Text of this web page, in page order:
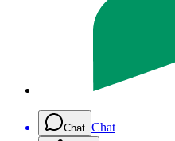
Chat Chat